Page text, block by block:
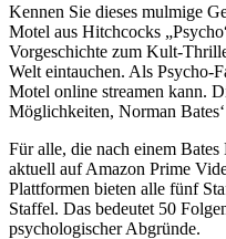
Kennen Sie dieses mulmige
Motel aus Hitchcocks
Vorgeschichte zum Kult-
Welt eintauchen. Als Psycho-
Motel online streamen kann.
Möglichkeiten, Norman
Für alle, die nach einem
aktuell auf Amazon Prime
Plattformen bieten alle fünf
Staffel. Das bedeutet 50
psychologischer Abgründe.